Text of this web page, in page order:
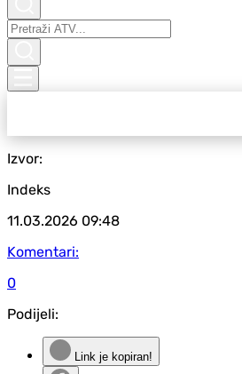
Izvor:
Indeks
11.03.2026 09:48
Komentari:
0
Podijeli:
Link je kopiran!